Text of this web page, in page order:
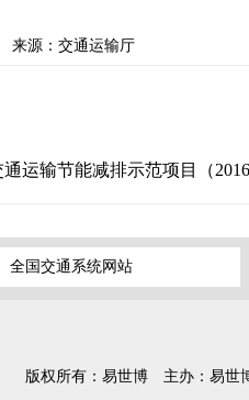
来源：交通运输厅
运输节能减排示范项目（
全国交通系统网站
版权所有：易世博
主办：易世